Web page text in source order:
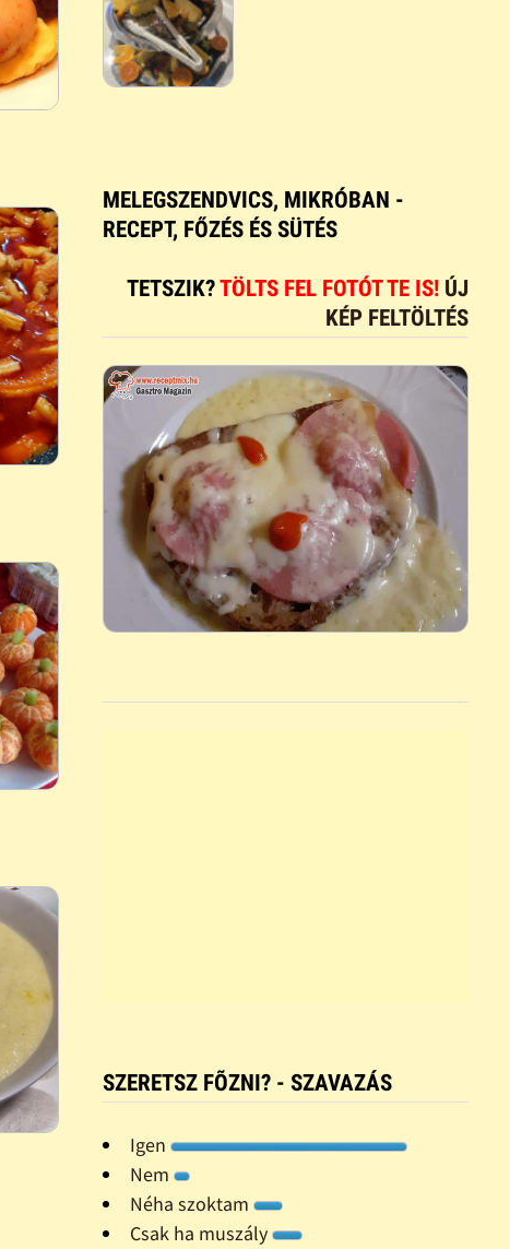
MELEGSZENDVICS, MIKRÓBAN -
RECEPT, FŐZÉS ÉS SÜTÉS
TETSZIK?TÖLTS FEL FOTÓT TE IS! ÚJ
KÉP FELTÖLTÉS
SZERETSZ FÕZNI? - SZAVAZÁS
Igen
Nem
Néha szoktam
Csak ha muszály